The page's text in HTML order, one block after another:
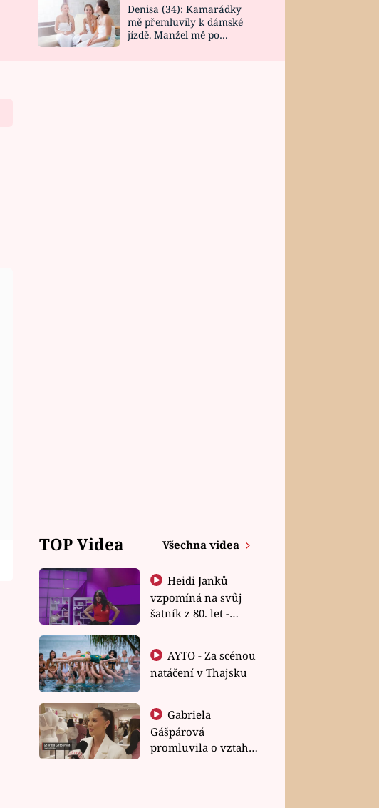
DESIGN
Denisa (34): Kamarádky
mě přemluvily k dámské
jízdě. Manžel mě po
TOP Videa Všechna videa
Heidi Janků
vzpomíná na svůj
šatník z 80. let -
natáčení v Thajsku
Gabriela
Gášpárová
promluvila o vztahu